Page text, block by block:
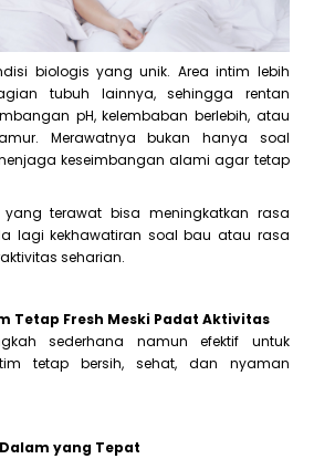
biologis yang unik. Area intim lebih
tubuh lainnya, sehingga rentan
pH, kelembaban berlebih, atau
Merawatnya bukan hanya soal
keseimbangan alami agar tetap
terawat bisa meningkatkan rasa
lagi kekhawatiran soal bau atau rasa
seharian.
Tetap Fresh Meski Padat Aktivitas
sederhana namun efektif untuk
tetap bersih, sehat, dan nyaman
yang Tepat